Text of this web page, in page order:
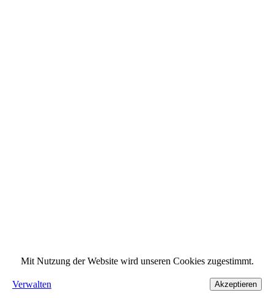
Mit Nutzung der Website wird unseren Cookies zugestimmt.
Verwalten Akzeptieren